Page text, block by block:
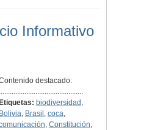
Informativo
destacado:
..............................................
Etiquetas: biodiversidad ,
Bolivia, Brasil , coca,
, Constitución,